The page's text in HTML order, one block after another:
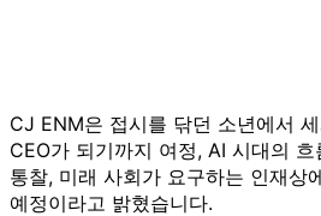
CJ ENM은 접시를 닦던 소년에서
CEO가 되기까지 여정, AI 시대의
통찰, 미래 사회가 요구하는 인재상
예정이라고 밝혔습니다.